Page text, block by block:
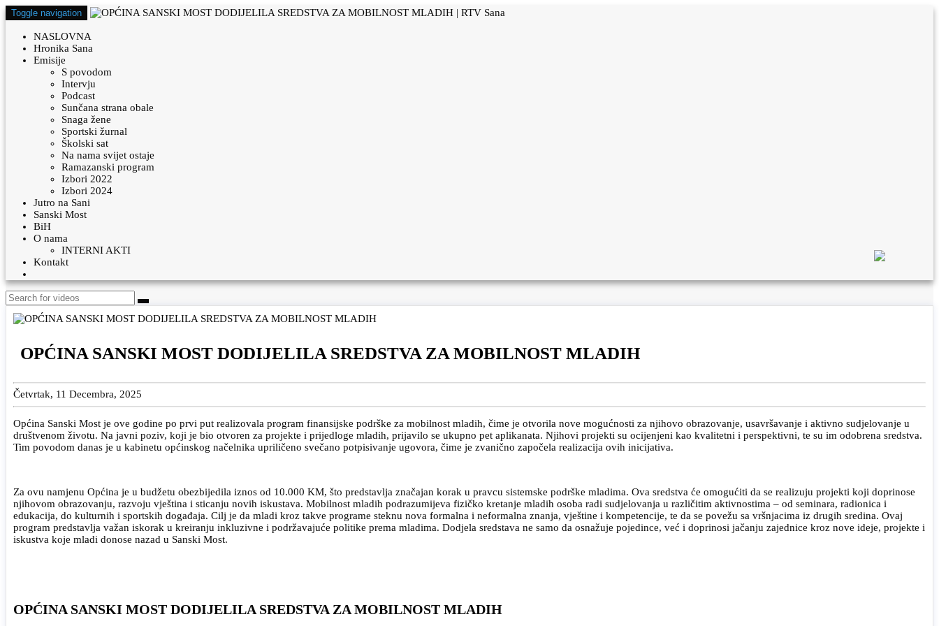
Toggle navigation
NASLOVNA
Hronika Sana
Emisije
S povodom
Intervju
Podcast
Sunčana strana obale
Snaga žene
Sportski žurnal
Školski sat
Na nama svijet ostaje
Ramazanski program
Izbori 2022
Izbori 2024
Jutro na Sani
Sanski Most
BiH
O nama
INTERNI AKTI
Kontakt
OPĆINA SANSKI MOST DODIJELILA SREDSTVA ZA MOBILNOST MLADIH
Četvrtak, 11 Decembra, 2025
Općina Sanski Most je ove godine po prvi put realizovala program finansijske podrške za mobilnost mladih, čime je otvorila nove mogućnosti za njihovo obrazovanje, usavršavanje i aktivno sudjelovanje u
društvenom životu. Na javni poziv, koji je bio otvoren za projekte i prijedloge mladih, prijavilo se ukupno pet aplikanata. Njihovi projekti su ocijenjeni kao kvalitetni i perspektivni, te su im odobrena sredstva.
Tim povodom danas je u kabinetu općinskog načelnika upriličeno svečano potpisivanje ugovora, čime je zvanično započela realizacija ovih inicijativa.
Za ovu namjenu Općina je u budžetu obezbijedila iznos od 10.000 KM, što predstavlja značajan korak u pravcu sistemske podrške mladima. Ova sredstva će omogućiti da se realizuju projekti koji doprinose
njihovom obrazovanju, razvoju vještina i sticanju novih iskustava. Mobilnost mladih podrazumijeva fizičko kretanje mladih osoba radi sudjelovanja u različitim aktivnostima – od seminara, radionica i
edukacija, do kulturnih i sportskih događaja. Cilj je da mladi kroz takve programe steknu nova formalna i neformalna znanja, vještine i kompetencije, te da se povežu sa vršnjacima iz drugih sredina. Ovaj
program predstavlja važan iskorak u kreiranju inkluzivne i podržavajuće politike prema mladima. Dodjela sredstava ne samo da osnažuje pojedince, već i doprinosi jačanju zajednice kroz nove ideje, projekte i
iskustva koje mladi donose nazad u Sanski Most.
OPĆINA SANSKI MOST DODIJELILA SREDSTVA ZA MOBILNOST MLADIH